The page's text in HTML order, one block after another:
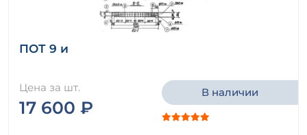
ПОТ 9 и
Цена за шт.
17 600 ₽
В наличии